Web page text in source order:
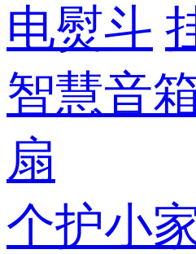
电熨斗
智慧音
扇
个护小